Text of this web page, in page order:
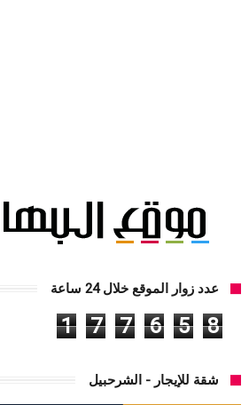
عدد زوار الموقع خلال 24 ساعة
1 7 7 6 5 8
شقة للإيجار - الشرحبيل